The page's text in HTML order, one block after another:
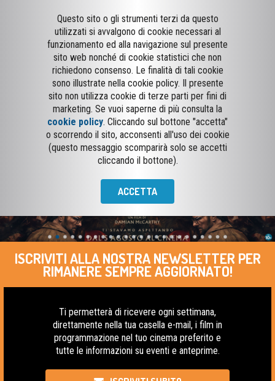
Questo sito o gli strumenti terzi da questo
utilizzati si avvalgono di cookie necessari al
funzionamento ed alla navigazione sul presente
sito web nonché di cookie statistici che non
richiedono consenso. Le finalità di tali cookie
sono illustrate nella cookie policy. Il presente
sito non utilizza cookie di terze parti per fini di
marketing. Se vuoi saperne di più consulta la
cookie policy. Cliccando sul bottone "accetta"
o scorrendo il sito, acconsenti all'uso dei cookie
(questo messaggio scomparirà solo se accetti
cliccando il bottone).
ACCETTA
ISCRIVITI ALLA NOSTRA NEWSLETTER PER
RIMANERE SEMPRE AGGIORNATO!
Ti permetterà di ricevere ogni settimana,
direttamente nella tua casella e-mail, i film in
programmazione nel tuo cinema preferito e
tutte le informazioni su eventi e anteprime.